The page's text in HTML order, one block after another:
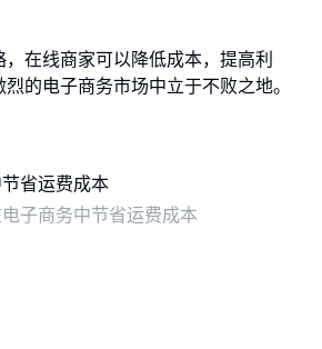
在线商家可以降低成本，提高利
的电子商务市场中立于不败之地。
子商务中节省运费成本